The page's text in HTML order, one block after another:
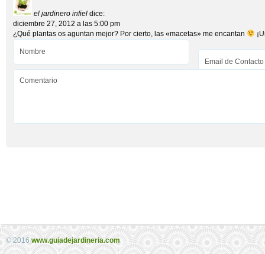
el jardinero infiel dice:
diciembre 27, 2012 a las 5:00 pm
¿Qué plantas os aguntan mejor? Por cierto, las «macetas» me encantan
© 2016www.guiadejardineria.com